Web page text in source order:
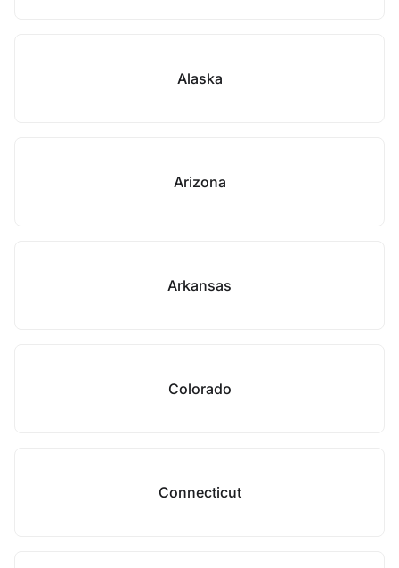
Alaska
Arizona
Arkansas
Colorado
Connecticut